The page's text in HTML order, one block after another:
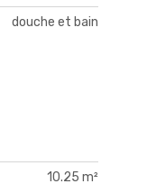
douche et bain
10.25 m²